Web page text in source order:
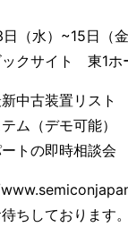
水）~15日（金
クサイト 東1ホ
中古装置リスト
ム（デモ可能）
トの即時相談会
ちしております。